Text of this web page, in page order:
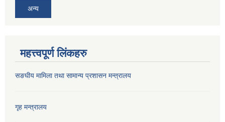
अन्य
महत्त्वपूर्ण लिंकहरु
सङघीय मामिला तथा सामान्य प्रशासन मन्‍त्रालय
गृह मन्त्रालय